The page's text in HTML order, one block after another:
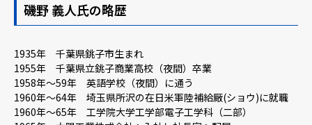
磯野 義人氏の略歴
1935年 千葉県銚子市生まれ
1955年 千葉県立銚子商業高校（夜間）卒業
1958年～59年 英語学校（夜間）に通う
1960年～64年 埼玉県所沢の在日米軍陸補給厰(ショウ)に就職
1960年～65年 工学院大学工学部電子工学科（二部）